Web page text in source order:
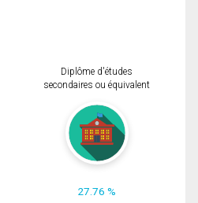
Diplôme d'études
secondaires ou équivalent
27.76 %